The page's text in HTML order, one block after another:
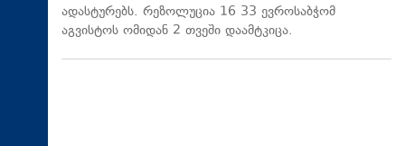
ადასტურებს. რეზოლუცია 16 33 ევროსაბჭომ
აგვისტოს ომიდან 2 თვეში დაამტკიცა.